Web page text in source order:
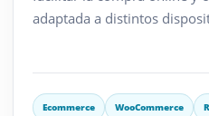
adaptada a distintos
Ecommerce WooCommerce